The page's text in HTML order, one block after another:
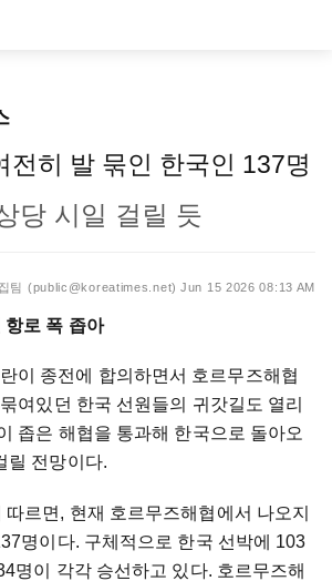
전히 발 묶인 한국인 137명
당 시일 걸릴 듯
팀 (public@koreatimes.net) Jun 15 2026 08:13 AM
항로 폭 좁아
이 종전에 합의하면서 호르무즈해협
여있던 한국 선원들의 귀갓길도 열리
좁은 해협을 통과해 한국으로 돌아오
릴 전망이다.
르면, 현재 호르무즈해협에서 나오지
명이다. 구체적으로 한국 선박에 103
명이 각각 승선하고 있다. 호르무즈해